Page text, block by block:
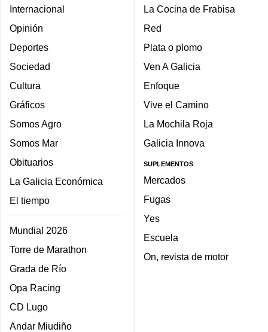
Internacional
Opinión
Deportes
Sociedad
Cultura
Gráficos
Somos Agro
Somos Mar
Obituarios
La Galicia Económica
El tiempo
Mundial 2026
Torre de Marathon
Grada de Río
Opa Racing
CD Lugo
Andar Miudiño
La Cocina de Frabisa
Red
Plata o plomo
Ven A Galicia
Enfoque
Vive el Camino
La Mochila Roja
Galicia Innova
SUPLEMENTOS
Mercados
Fugas
Yes
Escuela
On, revista de motor